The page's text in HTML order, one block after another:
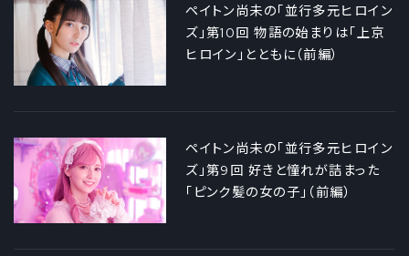
ペイトン尚未の「並行多元ヒロイン
ズ」第10回 物語の始まりは「上京
ヒロイン」とともに（前編）
ペイトン尚未の「並行多元ヒロイン
ズ」第9回 好きと憧れが詰まった
「ピンク髪の女の子」（前編）